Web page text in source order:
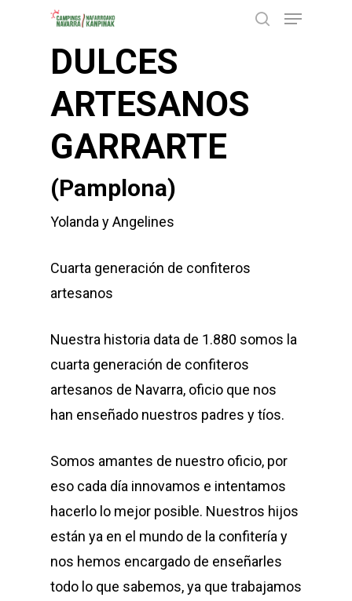
Menu
DULCES
ARTESANOS
GARRARTE
(Pamplona)
Yolanda y Angelines
Cuarta generación de confiteros
artesanos
Nuestra historia data de 1.880 somos la
cuarta generación de confiteros
artesanos de Navarra, oficio que nos
han enseñado nuestros padres y tíos.
Somos amantes de nuestro oficio, por
eso cada día innovamos e intentamos
hacerlo lo mejor posible. Nuestros hijos
están ya en el mundo de la confitería y
nos hemos encargado de enseñarles
todo lo que sabemos, ya que trabajamos